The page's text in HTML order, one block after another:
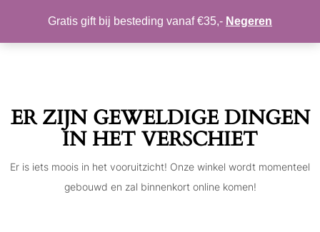
Toggle
MIJN ACCOUNT VERLANGLIJST
ER ZIJN GEWELDIGE DINGEN
IN HET VERSCHIET
Er is iets moois in het vooruitzicht! Onze winkel wordt momenteel
gebouwd en zal binnenkort online komen!
Gratis gift bij besteding vanaf €35,- Negeren